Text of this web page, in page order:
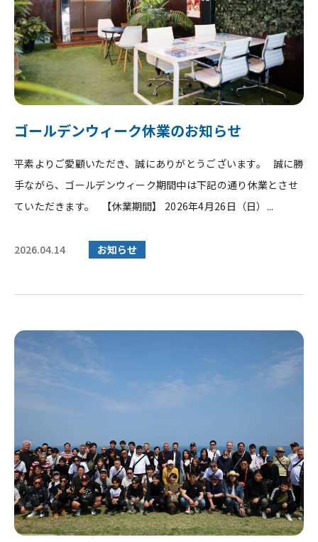
ゴールデンウィーク休業のお知らせ
平素よりご愛顧いただき、誠にありがとうございます。 誠に勝
手ながら、ゴールデンウィーク期間中は下記の通り休業とさせ
ていただきます。 【休業期間】 2026年4月26日（日）...
2026.04.14 お知らせ